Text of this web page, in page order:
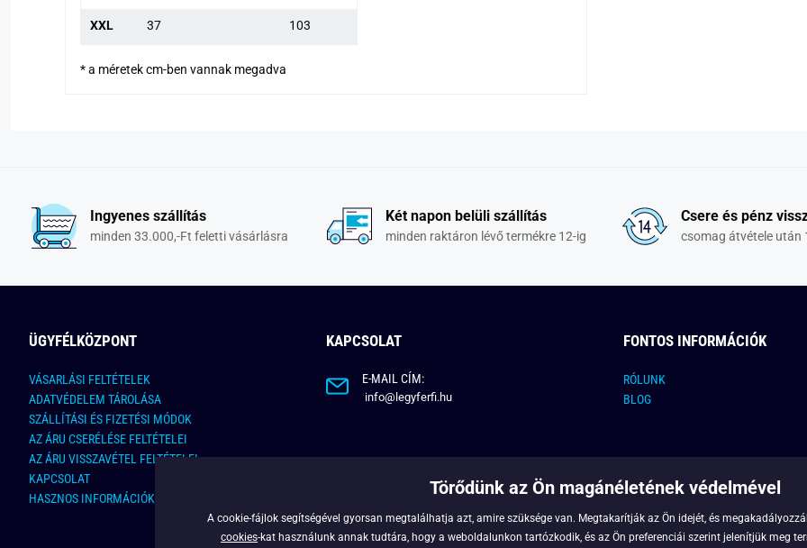
XXL 37 103
* a méretek cm-ben vannak megadva
Ingyenes szállítás
minden 33.000,-Ft feletti vásárlásra
Két napon belüli szállítás
minden raktáron lévő termékre 12-ig
Csere és pénz
csomag átvétele után
ÜGYFÉLKÖZPONT
VÁSARLÁSI FELTÉTELEK
ADATVÉDELEM TÁROLÁSA
SZÁLLÍTÁSI ÉS FIZETÉSI MÓDOK
AZ ÁRU CSERÉLÉSE FELTÉTELEI
AZ ÁRU VISSZAVÉTEL FELTÉTELEI
KAPCSOLAT
HASZNOS INFORMÁCIÓK
KAPCSOLAT
E-MAIL CÍM:
info@legyferfi.hu
FONTOS INFORMÁCIÓK
RÓLUNK
BLOG
Törődünk az Ön magánéletének védelmével
A cookie-fájlok segítségével gyorsan megtalálhatja azt, amire szüksége van. Megtakarítják az Ön idejét, és
cookies-kat használunk annak tudtára, hogy a weboldalunkon tartózkodik, és az Ön preferenciái szerint jelenítjük meg